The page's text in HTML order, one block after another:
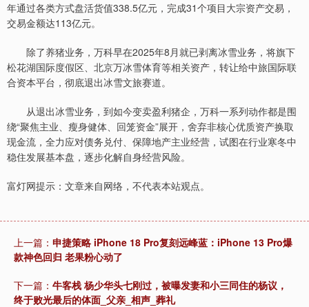
年通过各类方式盘活货值338.5亿元，完成31个项目大宗资产交易，
交易金额达113亿元。
除了养猪业务，万科早在2025年8月就已剥离冰雪业务，将旗下
松花湖国际度假区、北京万冰雪体育等相关资产，转让给中旅国际联
合资本平台，彻底退出冰雪文旅赛道。
从退出冰雪业务，到如今变卖盈利猪企，万科一系列动作都是围
绕“聚焦主业、瘦身健体、回笼资金”展开，舍弃非核心优质资产换取
现金流，全力应对债务兑付、保障地产主业经营，试图在行业寒冬中
稳住发展基本盘，逐步化解自身经营风险。
富灯网提示：文章来自网络，不代表本站观点。
上一篇： 申捷策略 iPhone 18 Pro复刻远峰蓝：iPhone 13 Pro爆
款神色回归 老果粉心动了
下一篇： 牛客栈 杨少华头七刚过，被曝发妻和小三同住的杨议，
终于败光最后的体面_父亲_相声_葬礼